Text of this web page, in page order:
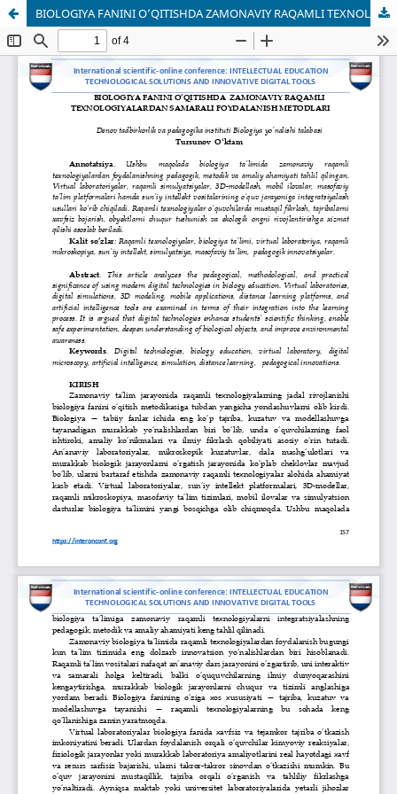
BIOLOGIYA FANINI O’QITISHDA ZAMONAVIY RAQAMLI TEXNOLOGIYALARDAN SAMARALI FOYDALANISH METODLARI